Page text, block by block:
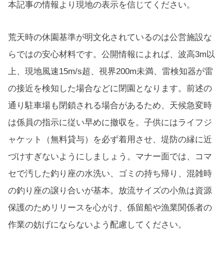
本記事の情報より現地の表示を信じてください。
荒天時の休園基準が明文化されているのは公営施設な
らではの安心材料です。公開情報によれば、波高3m以
上、現地風速15m/s超、視界200m未満、雷検知器が雷
の接近を検知した場合などに閉園となります。前述の
通り駐車場も閉鎖される場合があるため、天候急変時
は係員の指示に従い早めに撤収を。子供にはライフジ
ャケット（無料貸与）を必ず着用させ、堤防の縁に近
づけすぎないようにしましょう。マナー面では、コマ
セで汚した釣り座の水洗い、ゴミの持ち帰り、混雑時
の釣り座の譲り合いが基本。放流サイズの小魚は資源
保護のためリリースを心がけ、係留船や漁業関係者の
作業の妨げにならないよう配慮してください。